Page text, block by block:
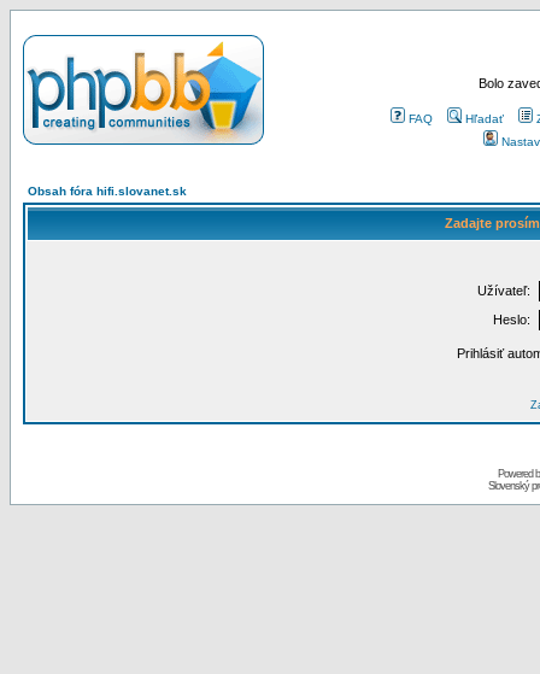
Bolo
FAQ Hľadať
Obsah fóra hifi.slovanet.sk
Zadajte
Užívateľ:
Heslo:
Prihlásiť
Powered
Slovenský